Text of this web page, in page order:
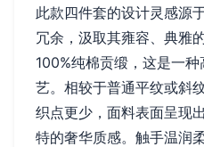
此款四件套的设计灵感源
冗余，汲取其雍容、典雅
100%纯棉贡缎，这是一
艺。相较于普通平纹或斜
织点更少，面料表面呈现
特的奢华质感。触手温润